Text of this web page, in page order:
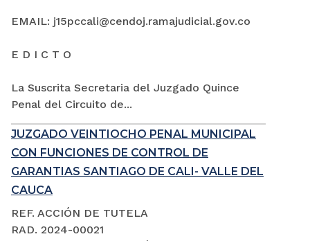
EMAIL: j15pccali@cendoj.ramajudicial.gov.co
E D I C T O
La Suscrita Secretaria del Juzgado Quince
Penal del Circuito de...
JUZGADO VEINTIOCHO PENAL MUNICIPAL
CON FUNCIONES DE CONTROL DE
GARANTIAS SANTIAGO DE CALI- VALLE DEL
CAUCA
REF. ACCIÓN DE TUTELA
RAD. 2024-00021